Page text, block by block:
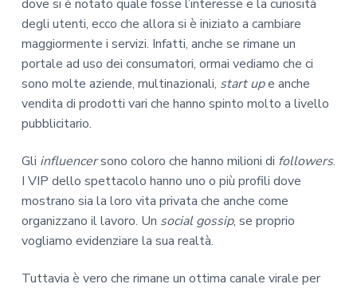
dove si è notato quale fosse l’interesse e la curiosità
degli utenti, ecco che allora si è iniziato a cambiare
maggiormente i servizi. Infatti, anche se rimane un
portale ad uso dei consumatori, ormai vediamo che ci
sono molte aziende, multinazionali, start upe anche
vendita di prodotti vari che hanno spinto molto a livello
pubblicitario.
Gli influencersono coloro che hanno milioni di followers.
I VIP dello spettacolo hanno uno o più profili dove
mostrano sia la loro vita privata che anche come
organizzano il lavoro. Un social gossip, se proprio
vogliamo evidenziare la sua realtà.
Tuttavia è vero che rimane un ottima canale virale per